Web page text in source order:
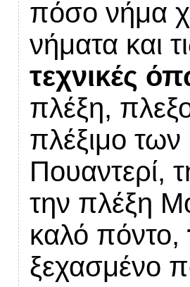
πόσο νήμα
νήματα και
τεχνικές
πλέξη,
πλέξιμο των
Πουαντερί,
την πλέξη
καλό πόντο,
ξεχασμένο